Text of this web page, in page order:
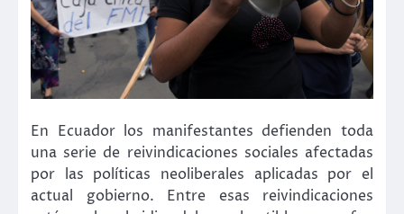
En Ecuador los manifestantes defienden toda
una serie de reivindicaciones sociales afectadas
por las políticas neoliberales aplicadas por el
actual gobierno. Entre esas reivindicaciones